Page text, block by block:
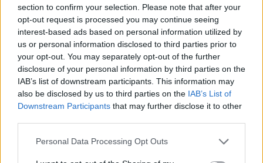
section to confirm your selection. Please note that after your
opt-out request is processed you may continue seeing
interest-based ads based on personal information utilized by
us or personal information disclosed to third parties prior to
your opt-out. You may separately opt-out of the further
disclosure of your personal information by third parties on the
IAB’s list of downstream participants. This information may
also be disclosed by us to third parties on the IAB’s List of
Downstream Participants that may further disclose it to other
Personal Data Processing Opt Outs
ΔΙΕΘΝΗ 29.03.2026 13:43
PARAPOLITIKA NEWSROOM
Ιερουσαλήμ: Απαγορεύτηκε η είσοδος
στον καθολικό Πατριάρχη Ιεροσολύμων
στον Πανάγιο Τάφο την Κυριακή των
Εγγραφή στο newsletter